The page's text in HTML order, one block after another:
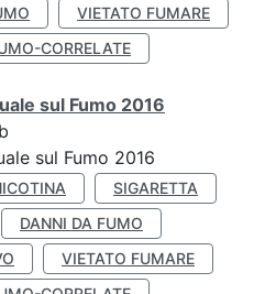
VIETATO FUMARE
CORRELATE
sul Fumo 2016
sul Fumo 2016
SIGARETTA
DANNI DA FUMO
VIETATO FUMARE